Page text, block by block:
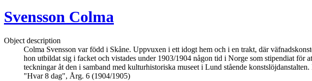
Svensson Colma
Object description
Colma Svensson var född i Skåne. Uppvuxen i ett idogt hem och i en trakt, där
hon utbildat sig i facket och vistades under 1903/1904 någon tid i Norge som stipendiat för
teckningar åt den i samband med kulturhistoriska museet i Lund stående
"Hvar 8 dag", Årg. 6 (1904/1905)